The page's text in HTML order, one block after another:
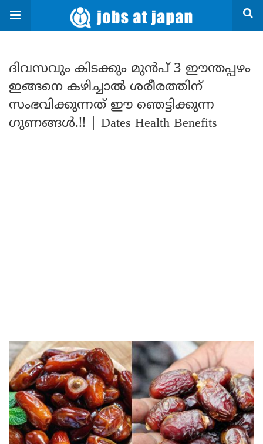
ദിവസവും കിടക്കും മുന്‍പ് 3 ഈന്തപ്പഴം
ഇങ്ങനെ കഴിച്ചാൽ ശരീരത്തിന്
സംഭവിക്കുന്നത് ഈ ഞെട്ടിക്കുന്ന
ഗുണങ്ങൾ.!! | Dates Health Benefits